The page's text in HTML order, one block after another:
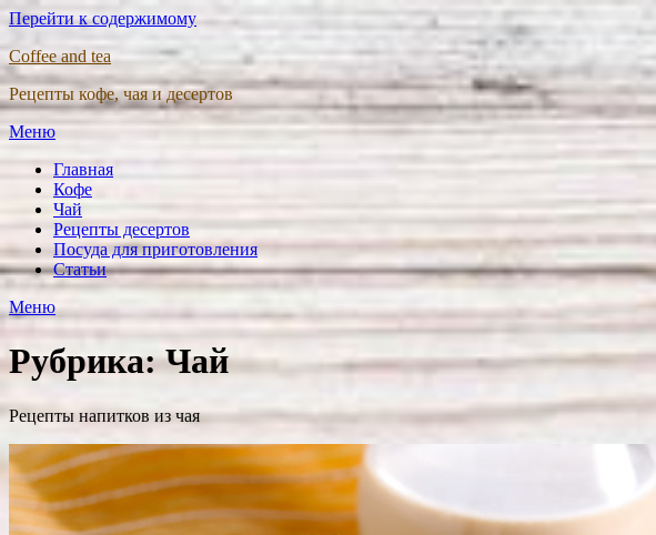
Перейти к содержимому
Coffee and tea
Рецепты кофе, чая и десертов
Меню
Главная
Кофе
Чай
Рецепты десертов
Посуда для приготовления
Статьи
Меню
Рубрика:Чай
Рецепты напитков из чая